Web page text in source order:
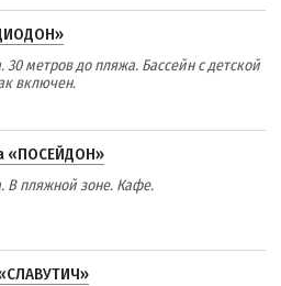
30 метров до пляжа. Бассейн с детской
включен.
«ПОСЕЙДОН»
В пляжной зоне. Кафе.